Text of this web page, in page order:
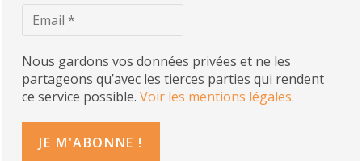
Nous gardons vos données privées et ne les
partageons qu’avec les tierces parties qui rendent
ce service possible.Voir les mentions légales.